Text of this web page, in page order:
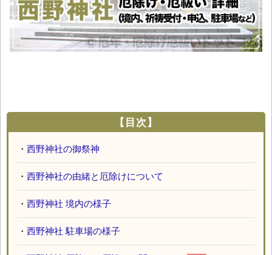
【目次】
・ 西野神社の御祭神
・ 西野神社の由緒と厄除けについて
・ 西野神社 境内の様子
・ 西野神社 駐車場の様子